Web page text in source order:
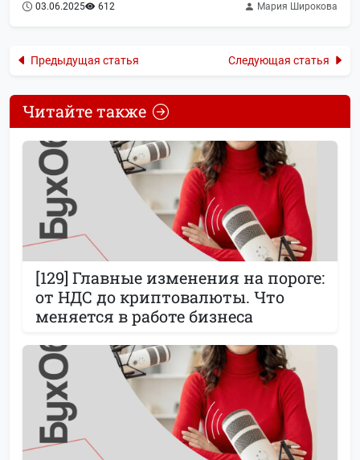
03.06.2025 612 Мария Широкова
Предыдущая статья Следующая статья
Читайте также
[129] Главные изменения на пороге:
от НДС до криптовалюты. Что
меняется в работе бизнеса